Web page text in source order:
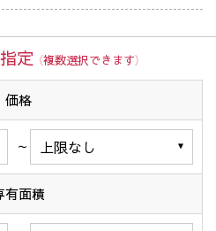
定 （複数選択できます）
価格
～
有面積